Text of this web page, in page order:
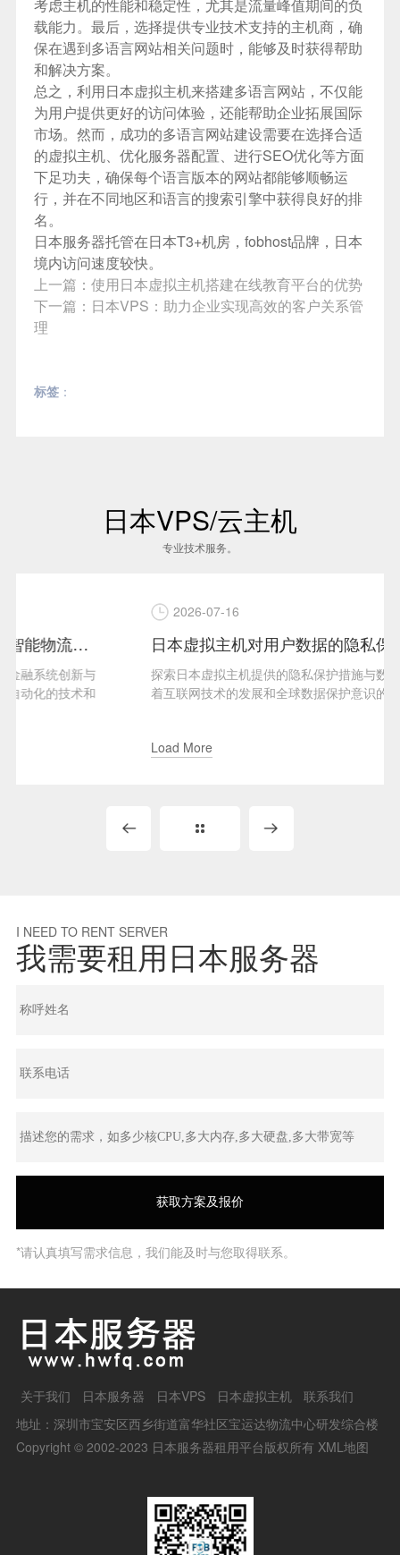
考虑主机的性能和稳定性，尤其是流量峰值期间的负
载能力。最后，选择提供专业技术支持的主机商，确
保在遇到多语言网站相关问题时，能够及时获得帮助
和解决方案。
总之，利用日本虚拟主机来搭建多语言网站，不仅能
为用户提供更好的访问体验，还能帮助企业拓展国际
市场。然而，成功的多语言网站建设需要在选择合适
的虚拟主机、优化服务器配置、进行SEO优化等方面
下足功夫，确保每个语言版本的网站都能够顺畅运
行，并在不同地区和语言的搜索引擎中获得良好的排
名。
日本服务器托管在日本T3+机房，fobhost品牌，日本
境内访问速度较快。
上一篇： 使用日本虚拟主机搭建在线教育平台的优势
下一篇： 日本VPS：助力企业实现高效的客户关系管
理
标签：
日本VPS/云主机
专业技术服务。
日本虚拟主机对用户数据的隐私保护
探索日本虚拟主机提供的隐私保护措施与数据安全保障随
着互联网技术的发展和全球数据保护意识的增强，越来越
I NEED TO RENT SERVER
我需要租用日本服务器
*请认真填写需求信息，我们能及时与您取得联系。
关于我们 日本服务器 日本VPS 日本虚拟主机
联系我们
地址：深圳市宝安区西乡街道富华社区宝运达物流中心研发综合楼
Copyright © 2002-2023 日本服务器租用平台版权所有 XML地图